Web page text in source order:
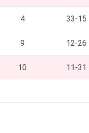
4 33-15
9 12-26
10 11-31